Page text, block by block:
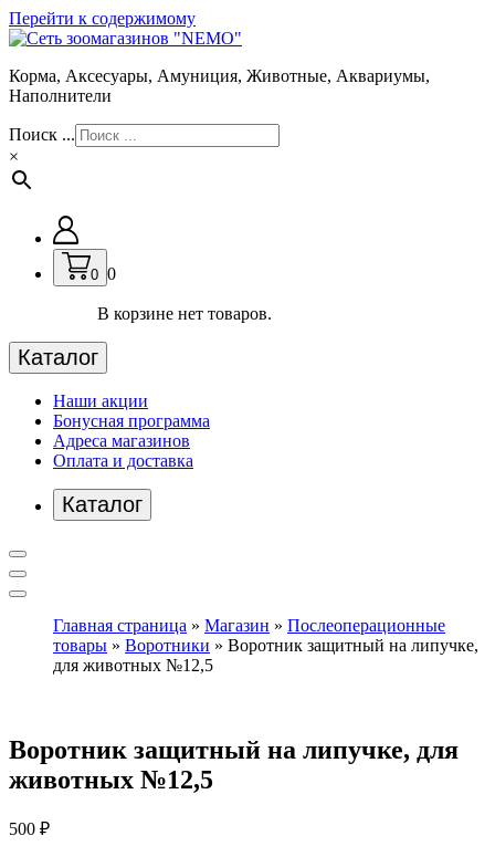
Перейти к содержимому
Корма, Аксесуары, Амуниция, Животные, Аквариумы,
Наполнители
Поиск ...
×
0 0
В корзине нет товаров.
Каталог
Наши акции
Бонусная программа
Адреса магазинов
Оплата и доставка
Каталог
Главная страница » Магазин » Послеоперационные
товары » Воротники » Воротник защитный на липучке,
для животных №12,5
Воротник защитный на липучке, для
животных №12,5
500 ₽